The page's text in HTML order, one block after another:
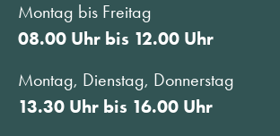
Montag bis Freitag
08.00 Uhr bis 12.00 Uhr
Montag, Dienstag, Donnerstag
13.30 Uhr bis 16.00 Uhr